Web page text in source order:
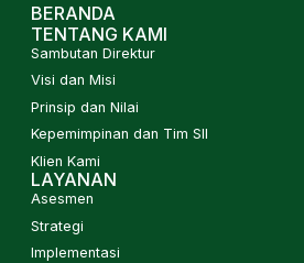
BERANDA
TENTANG KAMI
Sambutan Direktur
Visi dan Misi
Prinsip dan Nilai
Kepemimpinan dan Tim SII
Klien Kami
LAYANAN
Asesmen
Strategi
Implementasi